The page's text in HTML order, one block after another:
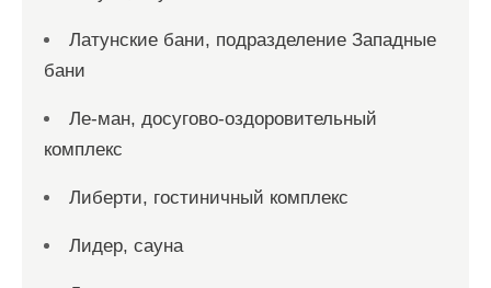
Латунские бани, подразделение Западные
бани
Ле-ман, досугово-оздоровительный
комплекс
Либерти, гостиничный комплекс
Лидер, сауна